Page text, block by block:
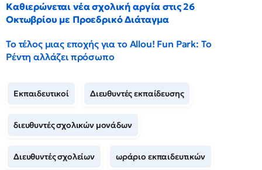
Καθιερώνεται νέα σχολική αργία στις 26
Οκτωβρίου με Προεδρικό Διάταγμα
Το τέλος μιας εποχής για το Allou! Fun Park: Το
Ρέντη αλλάζει πρόσωπο
Εκπαιδευτικοί Διευθυντές εκπαίδευσης
διευθυντές σχολικών μονάδων
Διευθυντές σχολείων ωράριο εκπαιδευτικών